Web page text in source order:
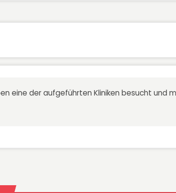
eine der aufgeführten Kliniken besucht und